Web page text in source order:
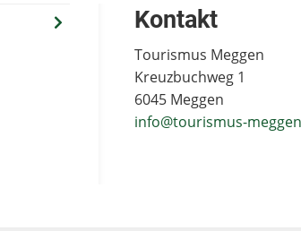
Kontakt
Tourismus Meggen
Kreuzbuchweg 1
6045 Meggen
info@tourismus-